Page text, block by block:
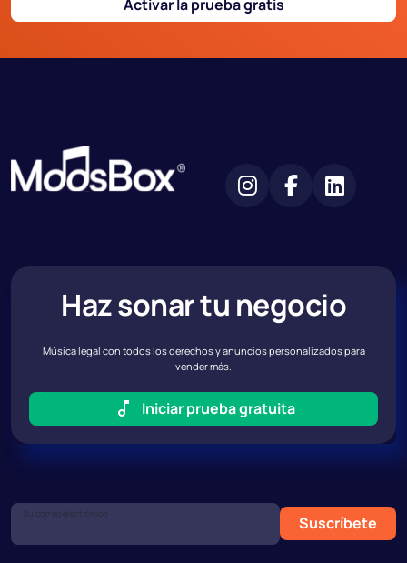
Activar la prueba gratis
Haz sonar tu negocio
Música legal con todos los derechos y anuncios personalizados para
vender más.
Iniciar prueba gratuita
Su correo electrónico
Suscríbete